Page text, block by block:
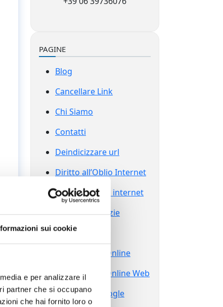
sui cookie
e per analizzare il
partner che si occupano
che hai fornito loro o
PAGINE
Blog
Cancellare Link
Chi Siamo
Contatti
Deindicizzare url
Diritto all’Oblio Internet
Diritto all’oblio internet
Eliminare Notizie
Grazie
Reputazione Online
Reputazione Online Web
Sparire da Google